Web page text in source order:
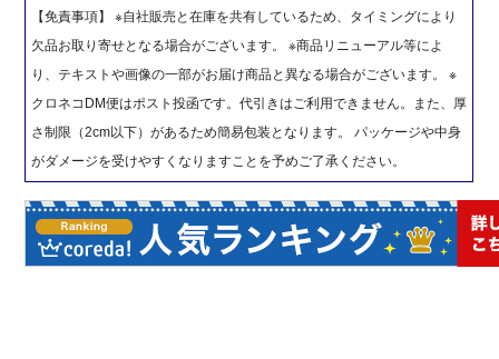
【免責事項】 ※自社販売と在庫を共有しているため、タイミングにより
欠品お取り寄せとなる場合がございます。 ※商品リニューアル等によ
り、テキストや画像の一部がお届け商品と異なる場合がございます。 ※
クロネコDM便はポスト投函です。代引きはご利用できません。また、厚
さ制限（2cm以下）があるため簡易包装となります。 パッケージや中身
がダメージを受けやすくなりますことを予めご了承ください。